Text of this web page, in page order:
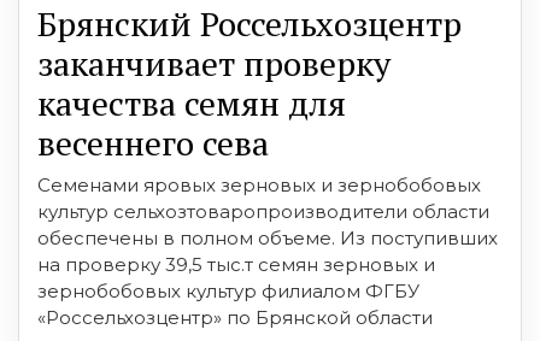
Брянский Россельхозцентр
заканчивает проверку
качества семян для
весеннего сева
Семенами яровых зерновых и зернобобовых
культур сельхозтоваропроизводители области
обеспечены в полном объеме. Из поступивших
на проверку 39,5 тыс.т семян зерновых и
зернобобовых культур филиалом ФГБУ
«Россельхозцентр» по Брянской области